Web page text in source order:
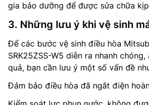
gia bảo dưỡng để được sửa chữa
3. Những lưu ý khi vệ sinh
Để các bước vệ sinh điều hòa
SRK25ZSS-W5 diễn ra nhanh
quả, bạn cần lưu ý một số vấn đề
Đảm bảo điều hòa đã ngắt điện